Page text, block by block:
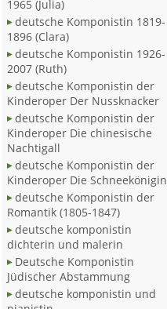
1965 (Julia)
deutsche Komponistin 1819-
1896 (Clara)
deutsche Komponistin 1926-
2007 (Ruth)
deutsche Komponistin der
Kinderoper Der Nussknacker
deutsche Komponistin der
Kinderoper Die chinesische
Nachtigall
deutsche Komponistin der
Kinderoper Die Schneekönigin
deutsche Komponistin der
Romantik (1805-1847)
deutsche komponistin
dichterin und malerin
Deutsche Komponistin
Jüdischer Abstammung
deutsche komponistin und